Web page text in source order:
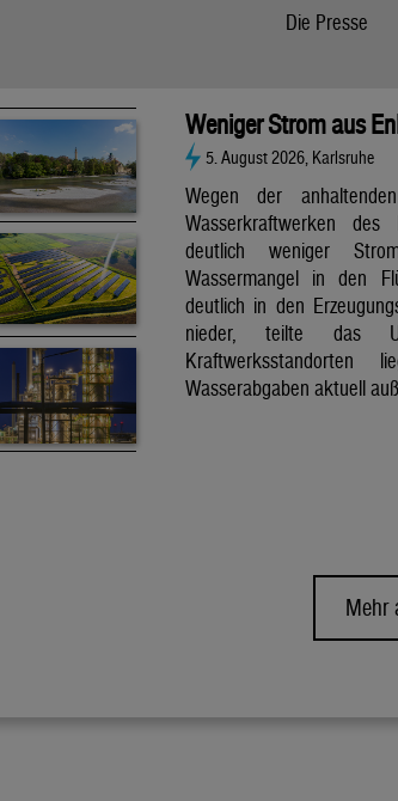
Die Presse
Weniger Strom aus
5. August 2026, Karlsruhe
Wegen der
Wasserkraftwerken des
deutlich weniger
Wassermangel in den
deutlich in den
nieder, teilte das
Kraftwerksstandorten
Wasserabgaben aktuell
Mehr